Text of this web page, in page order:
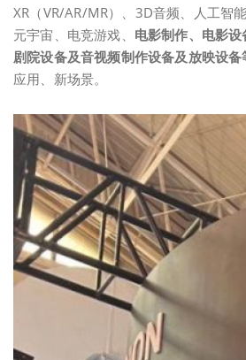
XR（VR/AR/MR）、3D音频、人工智
元宇宙、电竞游戏、 电影制作、电影
剧院设备及音视频制作设备及放映设备
应用、新场景。